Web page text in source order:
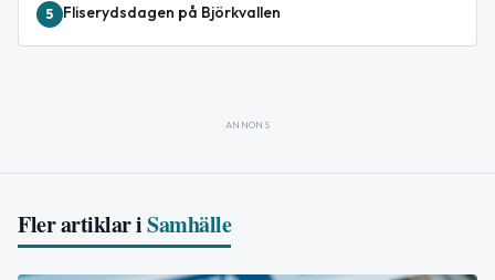
5 Fliserydsdagen på Björkvallen
ANNONS
Fler artiklar iSamhälle